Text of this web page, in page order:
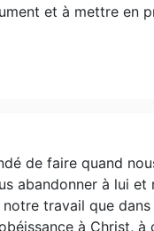
et à mettre en
de faire quand
abandonner à lui et
notre travail que dans
à Christ, à